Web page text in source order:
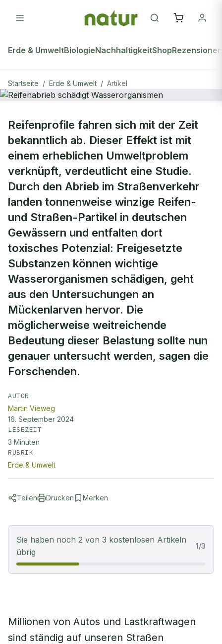
Erde & UmweltBiologieNachhaltigkeitShopRezensionen
Startseite / Erde & Umwelt / Artikel
natur Plus ERDE & UMWELT
Reifenabrieb schädigt
Wasserorganismen
Reifenprofile fahren sich mit der Zeit
bekanntlich ab. Dieser Effekt ist mit
einem erheblichen Umweltproblem
verknüpft, verdeutlicht eine Studie.
Durch den Abrieb im Straßenverkehr
landen tonnenweise winzige Reifen-
und Straßen-Partikel in deutschen
Gewässern und entfalten dort
toxisches Potenzial: Freigesetzte
Substanzen können wichtige
Wasserorganismen schädigen, geht
aus den Untersuchungen an
Mückenlarven hervor. Die
möglicherweise weitreichende
Bedeutung dieser Belastung sollte nun
genauer untersucht werden, sagen die
Forschenden.
AUTOR
Martin Vieweg
16. September 2024
LESEZEIT
3 Minuten
RUBRIK
Erde & Umwelt
Teilen Drucken Merken
Sie haben noch 2 von 3 kostenlosen Artikeln
übrig
1/3
Millionen von Autos und Lastkraftwagen
sind ständig auf unseren Straßen